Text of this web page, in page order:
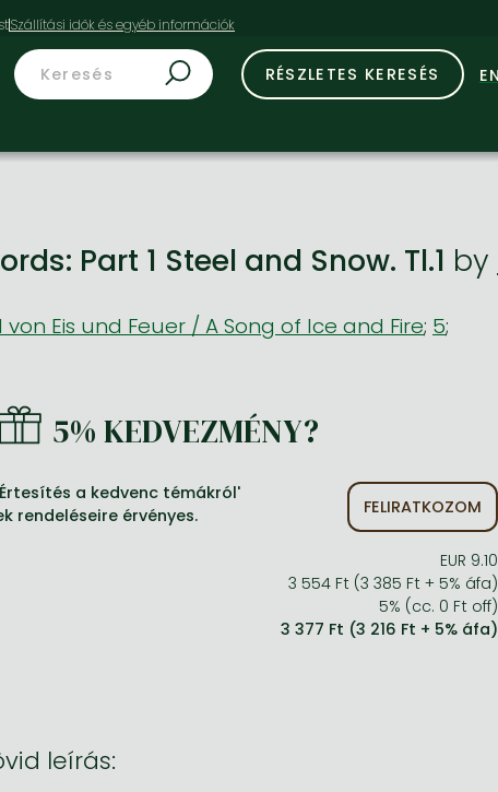
RÉSZLETES KERESÉS
Part 1 Steel and Snow. Tl.1 by
von Eis und Feuer / A Song of Ice and Fire; 5;
5% KEDVEZMÉNY?
a kedvenc témákról'
rendeléseire érvényes.
FELIRATKOZOM
EUR 9.10
3 554 Ft (3 385 Ft + 5% áfa)
5% (cc. 0 Ft off)
3 377 Ft (3 216 Ft + 5% áfa)
leírás: